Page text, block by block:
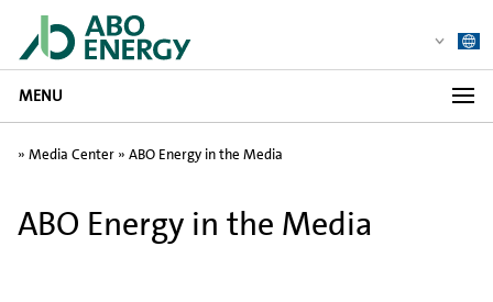
MENU
» Media Center » ABO Energy in the Media
ABO Energy in the Media